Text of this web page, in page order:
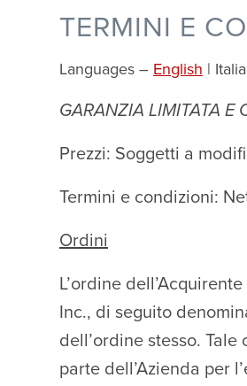
TERMINI E
Languages – English |
GARANZIA LIMITATA E
Prezzi: Soggetti a
Termini e condizioni:
Ordini
L’ordine
Inc., di seguito
dell’ordine stesso.
parte dell’Azienda per